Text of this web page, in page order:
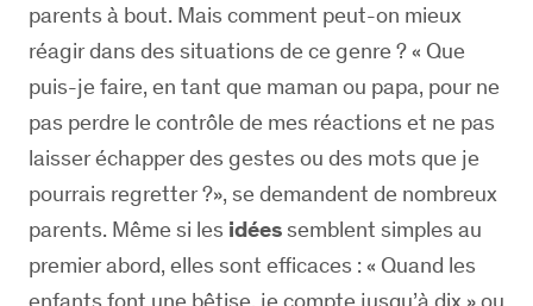
parents à bout. Mais comment peut-on mieux
réagir dans des situations de ce genre ? « Que
puis-je faire, en tant que maman ou papa, pour ne
pas perdre le contrôle de mes réactions et ne pas
laisser échapper des gestes ou des mots que je
pourrais regretter ?», se demandent de nombreux
parents. Même si les idées semblent simples au
premier abord, elles sont efficaces : « Quand les